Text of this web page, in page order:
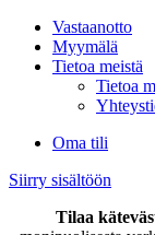
Vastaanotto
Myymälä
Tietoa meistä
Tietoa
Oma tili
Siirry sisältöön
Tilaa